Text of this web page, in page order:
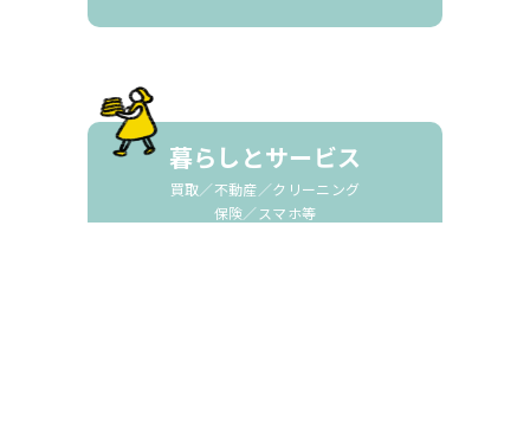
暮らしとサービス
買取／不動産／クリーニング
保険／スマホ等